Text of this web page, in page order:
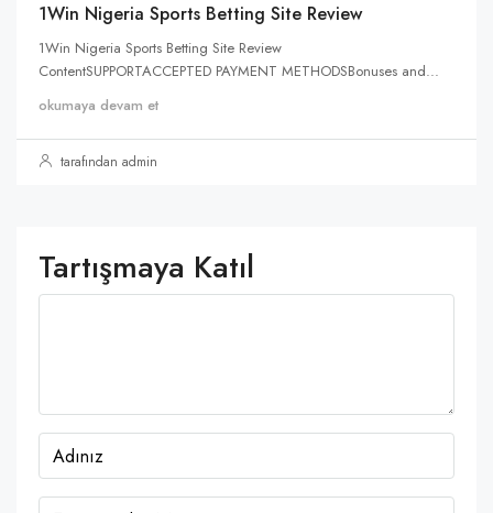
1Win Nigeria Sports Betting Site Review
1Win Nigeria Sports Betting Site Review
ContentSUPPORTACCEPTED PAYMENT METHODSBonuses and...
okumaya devam et
tarafından admin
Tartışmaya Katıl